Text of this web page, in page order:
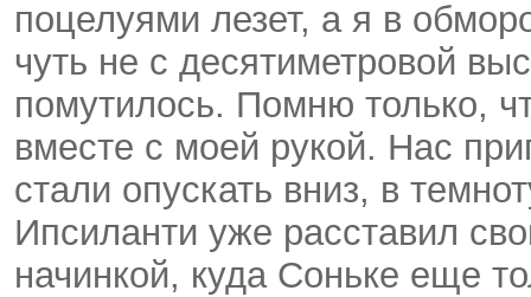
поцелуями лезет, а я в
чуть не с десятиметровой
помутилось. Помню только,
вместе с моей рукой. Нас
стали опускать вниз, в
Ипсиланти уже расставил
начинкой, куда Соньке еще